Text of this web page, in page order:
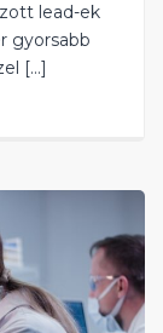
lead-ek
gyorsabb
[…]